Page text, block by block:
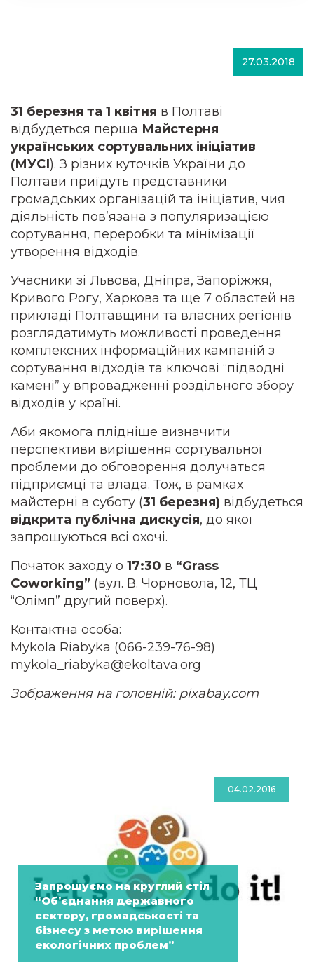
27.03.2018
31 березня та 1 квітня в Полтаві
відбудеться перша Майстерня
українських сортувальних ініціатив
(МУСІ). З різних куточків України до
Полтави приїдуть представники
громадських організацій та ініціатив, чия
діяльність пов’язана з популяризацією
сортування, переробки та мінімізації
утворення відходів.
Учасники зі Львова, Дніпра, Запоріжжя,
Кривого Рогу, Харкова та ще 7 областей на
прикладі Полтавщини та власних регіонів
розглядатимуть можливості проведення
комплексних інформаційних кампаній з
сортування відходів та ключові “підводні
камені” у впровадженні роздільного збору
відходів у країні.
Аби якомога плідніше визначити
перспективи вирішення сортувальної
проблеми до обговорення долучаться
підприємці та влада. Тож, в рамках
майстерні в суботу (31 березня) відбудеться
відкрита публічна дискусія, до якої
запрошуються всі охочі.
Початок заходу о 17:30 в “Grass
Coworking” (вул. В. Чорновола, 12, ТЦ
“Олімп” другий поверх).
Контактна особа:
Mykola Riabyka (066-239-76-98)
mykola_riabyka@ekoltava.org
Зображення на головній: pixabay.com
04.02.2016
Запрошуємо на круглий стіл
“Об’єднання державного
сектору, громадськості та
бізнесу з метою вирішення
екологічних проблем”